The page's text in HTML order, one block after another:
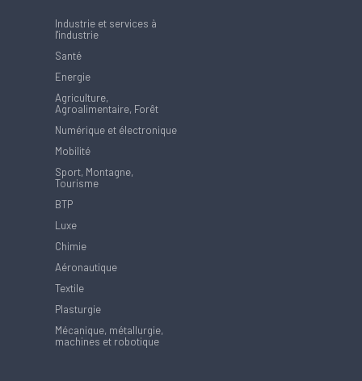
Industrie et services à
l'industrie
Santé
Energie
Agriculture,
Agroalimentaire, Forêt
Numérique et électronique
Mobilité
Sport, Montagne,
Tourisme
BTP
Luxe
Chimie
Aéronautique
Textile
Plasturgie
Mécanique, métallurgie,
machines et robotique